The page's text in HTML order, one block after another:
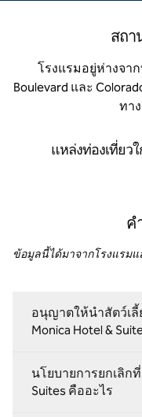
สถา
โรงแรมอยู่ห่างจาก
Boulevard และ
ทา
แหล่งท่องเที่ยวใ
ค
ข้อมูลนี้ได้มาจากโรงแรม
อนุญาตให้นําสัตว์เลี้
Monica Hotel &
นโยบายการยกเลิกที่
Suites คืออะไร